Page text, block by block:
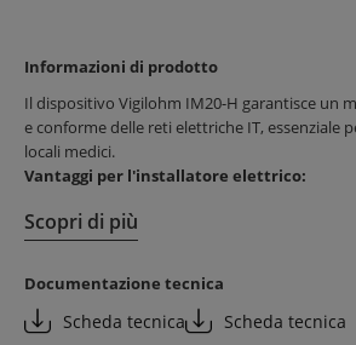
Informazioni di prodotto
Il dispositivo Vigilohm IM20-H garantisce un
e conforme delle reti elettriche IT, essenziale
locali medici.
Vantaggi per l'installatore elettrico:
Facile installazione su guida DIN o a
Configurazione semplice tramite
Vantaggi per il cliente finale:
Monitoraggio continuo e affidabile
Scopri di più
Documentazione tecnica
Scheda tecnica Scheda tecnica